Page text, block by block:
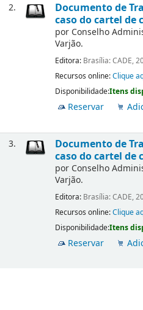
2.
Documento de
caso do cartel
por Conselho
Varjão.
Editora: Brasília: CADE,
Recursos online:Clique
Disponibilidade:Itens
Reservar
3.
Documento de
caso do cartel
por Conselho
Varjão.
Editora: Brasília: CADE,
Recursos online:Clique
Disponibilidade:Itens
Reservar